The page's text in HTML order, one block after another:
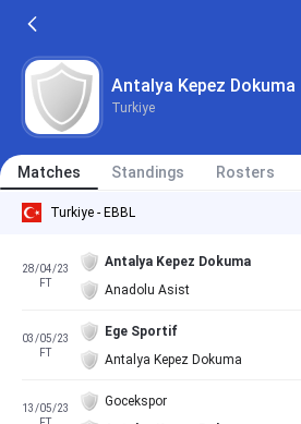
Antalya Kepez Dokuma
Turkiye
Matches Standings Rosters
Turkiye - EBBL
28/04/23
FT
Antalya Kepez Dokuma
Anadolu Asist
03/05/23
FT
Ege Sportif
Antalya Kepez Dokuma
13/05/23
Gocekspor